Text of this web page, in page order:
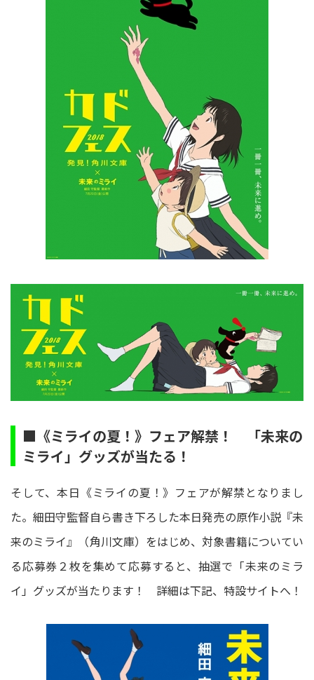
■《ミライの夏！》フェア解禁！ 「未来の
ミライ」グッズが当たる！
そして、本日《ミライの夏！》フェアが解禁となりまし
た。細田守監督自ら書き下ろした本日発売の原作小説『未
来のミライ』（角川文庫）をはじめ、対象書籍についてい
る応募券２枚を集めて応募すると、抽選で「未来のミラ
イ」グッズが当たります！ 詳細は下記、特設サイトへ！